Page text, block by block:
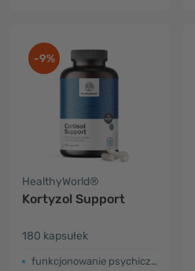
-9%
HealthyWorld®
Kortyzol Support
180 kapsułek
funkcjonowanie psychiczne i poznawcze